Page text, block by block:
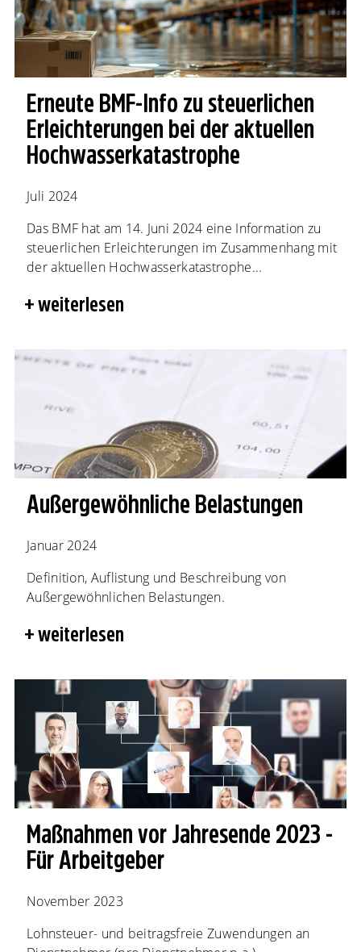
Erneute BMF-Info zu steuerlichen
Erleichterungen bei der aktuellen
Hochwasserkatastrophe
Juli 2024
Das BMF hat am 14. Juni 2024 eine Information zu
steuerlichen Erleichterungen im Zusammenhang mit
der aktuellen Hochwasserkatastrophe...
weiterlesen
Außergewöhnliche Belastungen
Januar 2024
Definition, Auflistung und Beschreibung von
Außergewöhnlichen Belastungen.
weiterlesen
Maßnahmen vor Jahresende 2023 -
Für Arbeitgeber
November 2023
Lohnsteuer- und beitragsfreie Zuwendungen an